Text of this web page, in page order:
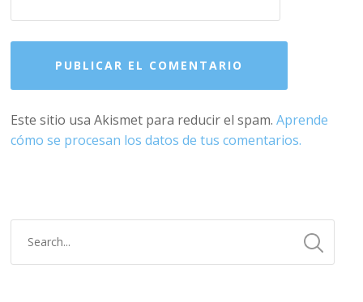
Este sitio usa Akismet para reducir el spam.Aprende
cómo se procesan los datos de tus comentarios.